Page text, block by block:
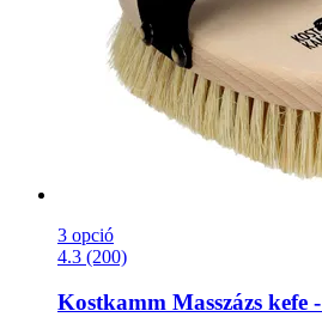
3 opció
4.3 (200)
Kostkamm Masszázs kefe